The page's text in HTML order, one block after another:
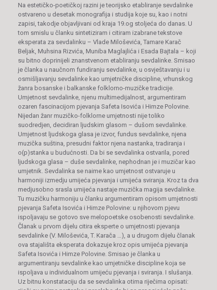
Na estetičko-poetičkoj razini je teorijsko etabliranje sevdalinke
ostvareno u desetak monografija i studija koje su, kao i notni
zapisi, takodje objavljivani od kraja 19.og stoljeća do danas. U
tom smislu u članku sintetiziram i citiram izabrane tekstove
eksperata za sevdalinku – Vlade Miloševića, Tamare Karač
Beljak, Muhsina Rizvića, Muniba Maglajlića i Esada Bajtala – koji
su bitno doprinijeli znanstvenom etabliranju sevdalinke. Smisao
je članka u naučnom fundiranju sevdalinke, u osvještavanju i u
osmišljavanju sevdalinke kao umjetničke discipline, vrhunskog
žanra bosanske i balkanske folklorno-muzičke tradicije.
Umjetnost sevdalinke, njenu multimedijalnost, argumentiram
ozaren fascinacijom pjevanja Safeta Isovića i Himze Polovine.
Nijedan žanr muzičko-folklorne umjetnosti nije toliko
suodredjen, decidiran ljudskim glasom – dušom sevdalinke.
Umjetnost ljudskoga glasa je izvor, fundus sevdalinke, njena
muzička suština, presudni faktor njena nastanka, tradiranja i
o(p)stanka u budućnosti. Da bi se sevdalinka ostvarila, pored
ljudskoga glasa – duše sevdalinke, nephodnan je i muzičar kao
umjetnik. Sevdalinka se naime kao umjetnost ostvaruje u
harmoniji izmedju umijeća pjevanja i umijeća sviranja. Kroz ta dva
medjusobno srasla umijeća nastaje muzička magija sevdalinke.
Tu muzičku harmoniju u članku argumentiram opisom umjetnosti
pjevanja Safeta Isovića i Himze Polovine: u njihovom pjevu
ispoljavaju se gotovo sve melopoetske osobenosti sevdalinke.
Članak u prvom dijelu citira eksperte o umjetnosti pjevanja
sevdalinke (V. Miloševića, T. Karača …), a u drugom dijelu članak
ova stajališta eksperata dokazuje kroz opis umijeća pjevanja
Safeta Isovića i Himze Polovine. Smisao je članka u
argumentiranju sevdalinke kao umjetničke discipline koja se
ispoljava u individualnom umijeću pjevanja i sviranja. I slušanja.
Uz bitnu konstataciju da se sevdalinka otima riječima opisati: